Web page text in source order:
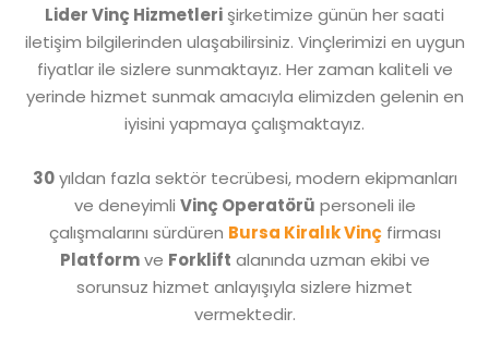
Lider Vinç Hizmetleri şirketimize günün her saati
iletişim bilgilerinden ulaşabilirsiniz. Vinçlerimizi en uygun
fiyatlar ile sizlere sunmaktayız. Her zaman kaliteli ve
yerinde hizmet sunmak amacıyla elimizden gelenin en
iyisini yapmaya çalışmaktayız.
30yıldan fazla sektör tecrübesi, modern ekipmanları
ve deneyimli Vinç Operatörü personeli ile
çalışmalarını sürdüren Bursa Kiralık Vinçfirması
Platformve Forklift alanında uzman ekibi ve
sorunsuz hizmet anlayışıyla sizlere hizmet
vermektedir.